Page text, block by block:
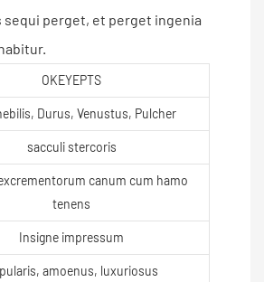
sequi perget, et perget ingenia
OKEYEPTS
Durus, Venustus, Pulcher
sacculi stercoris
canum cum hamo
tenens
Insigne impressum
amoenus, luxuriosus